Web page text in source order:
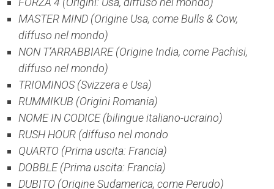
MASTER MIND (Origine Usa, come Bulls & Cow,
diffuso nel mondo)
NON T’ARRABBIARE (Origine India, come Pachisi,
diffuso nel mondo)
TRIOMINOS (Svizzera e Usa)
RUMMIKUB (Origini Romania)
NOME IN CODICE (bilingue italiano-ucraino)
RUSH HOUR (diffuso nel mondo
QUARTO (Prima uscita: Francia)
DOBBLE (Prima uscita: Francia)
DUBITO (Origine Sudamerica, come Perudo)